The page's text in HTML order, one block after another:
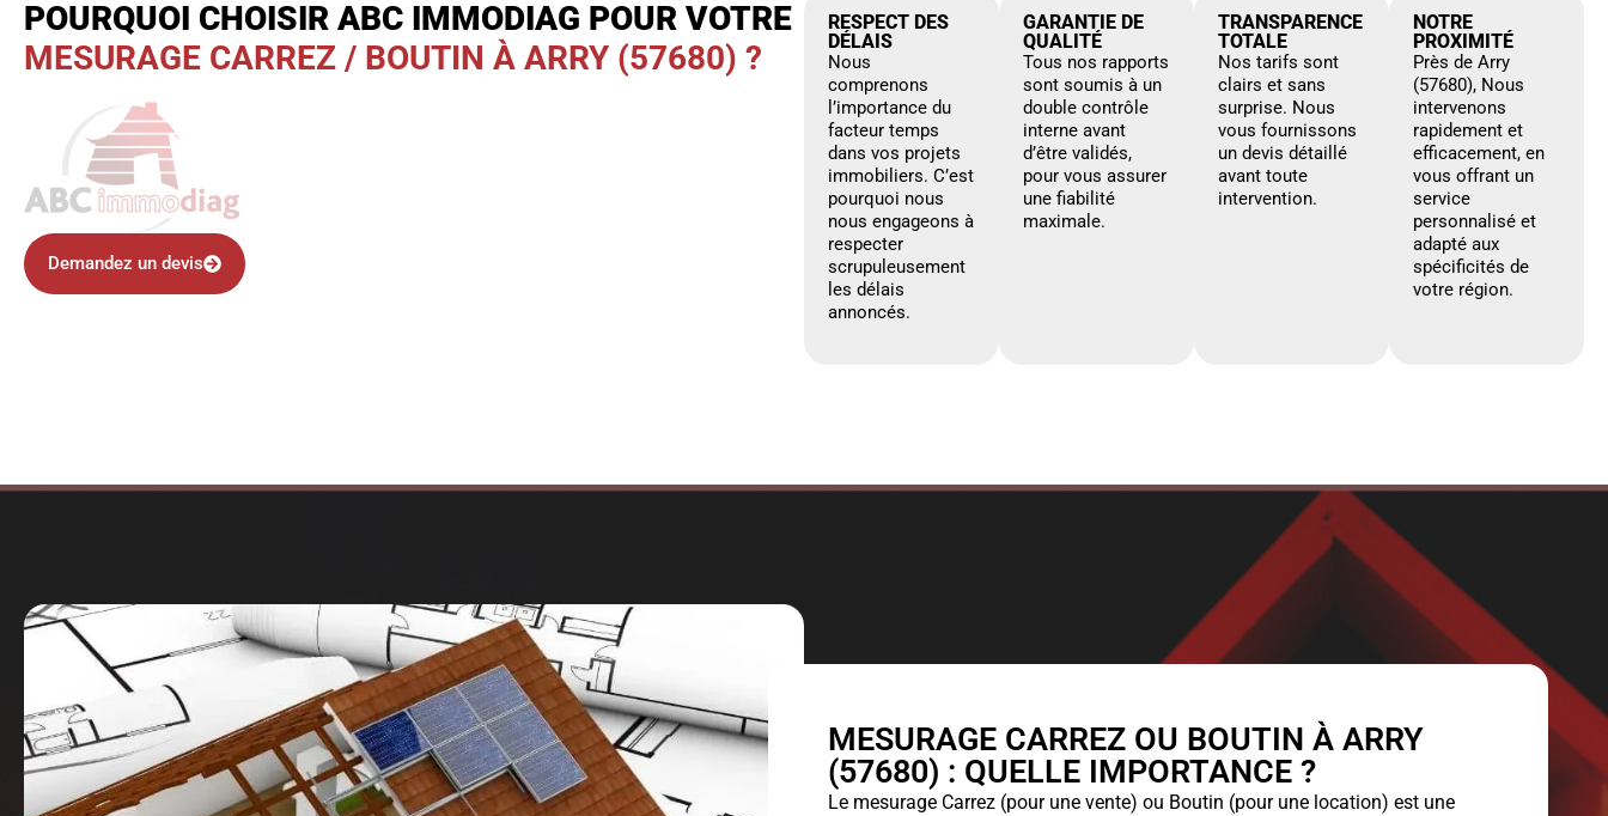
POURQUOI CHOISIR ABC IMMODIAG POUR VOTRE
MESURAGE CARREZ / BOUTIN À ARRY (57680) ?
Demandez un devis
RESPECT DES
DÉLAIS
Nous
comprenons
l’importance du
facteur temps
dans vos projets
immobiliers. C’est
pourquoi nous
nous engageons à
respecter
scrupuleusement
les délais
annoncés.
GARANTIE DE
QUALITÉ
Tous nos rapports
sont soumis à un
double contrôle
interne avant
d’être validés,
pour vous assurer
une fiabilité
maximale.
TRANSPARENCE
TOTALE
Nos tarifs sont
clairs et sans
surprise. Nous
vous fournissons
un devis détaillé
avant toute
intervention.
NOTRE
PROXIMITÉ
Près de Arry
(57680), Nous
intervenons
rapidement et
efficacement, en
vous offrant un
service
personnalisé et
adapté aux
spécificités de
votre région.
MESURAGE CARREZ OU BOUTIN À ARRY
(57680) : QUELLE IMPORTANCE ?
Le mesurage Carrez (pour une vente) ou Boutin (pour une location) est une